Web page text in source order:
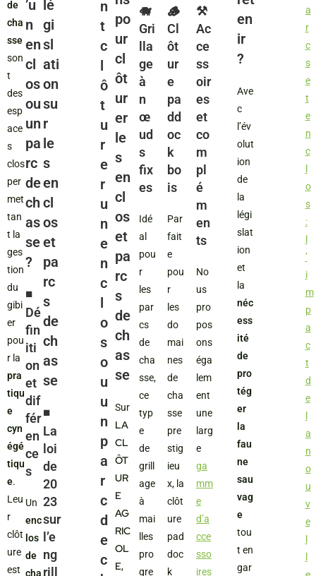
de
cha
sse
son
t
des
esp
ace
s
clos
per
met
tan
t la
ges
tion
du
gibi
er
pou
r la
pra
tiqu
e
cyn
égé
tiqu
e.
Leu
r
clôt
ure
est
’u
n
en
cl
os
ou
un
pa
rc
de
ch
as
se
?
◾️
Dé
fin
iti
on
et
dif
fér
en
ce
s
Un
enc
los
de
cha
lé
gi
sl
ati
on
su
r
le
s
en
cl
os
et
pa
rc
s
de
ch
as
se
◾️
La
loi
de
20
23
sur
l’e
ng
rill
n
t
c
l
ô
t
u
r
e
r
u
n
e
n
c
l
o
s
o
u
u
n
p
a
r
c
d
e
c
po
ur
cl
ôt
ur
er
le
s
en
cl
os
et
pa
rc
s
de
ch
as
se
Sur
LA
CL
ÔT
UR
E
AG
RIC
OL
E,
🐗
Gri
lla
ge
à
n
œ
ud
s
fix
es
Idé
al
pou
r
les
par
cs
de
cha
sse,
ce
typ
e
de
grill
age
à
mai
lles
pro
gre
🪵
Cl
ôt
ur
e
pa
dd
oc
k
bo
is
Par
fait
e
pou
r
les
do
mai
nes
de
cha
sse
pre
stig
ieu
x, la
clôt
ure
pad
doc
k
⚒️
Ac
ce
ss
oir
es
et
co
m
pl
é
m
en
ts
No
us
pro
pos
ons
éga
lem
ent
une
larg
e
ga
mm
e
d’a
cce
sso
ires
en
ir
?
Ave
c
l’év
olut
ion
de
la
légi
slat
ion
et
la
néc
ess
ité
de
pro
tég
er
la
fau
ne
sau
vag
e
tou
t en
gar
a
r
c
s
e
t
e
n
c
o
s
:
’
i
m
p
a
c
t
d
e
a
n
o
u
v
e